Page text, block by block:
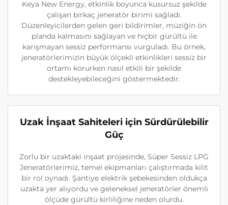
Keya New Energy, etkinlik boyunca kusursuz şekilde
çalışan birkaç jeneratör birimi sağladı.
Düzenleyicilerden gelen geri bildirimler, müziğin ön
planda kalmasını sağlayan ve hiçbir gürültü ile
karışmayan sessiz performansı vurguladı. Bu örnek,
jeneratörlerimizin büyük ölçekli etkinlikleri sessiz bir
ortamı korurken nasıl etkili bir şekilde
destekleyebileceğini göstermektedir.
Uzak İnşaat Sahiteleri için Sürdürülebilir
Güç
Zorlu bir uzaktaki inşaat projesinde, Süper Sessiz LPG
Jeneratörlerimiz, temel ekipmanları çalıştırmada kilit
bir rol oynadı. Şantiye elektrik şebekesinden oldukça
uzakta yer alıyordu ve geleneksel jeneratörler önemli
ölçüde gürültü kirliliğine neden olurdu.